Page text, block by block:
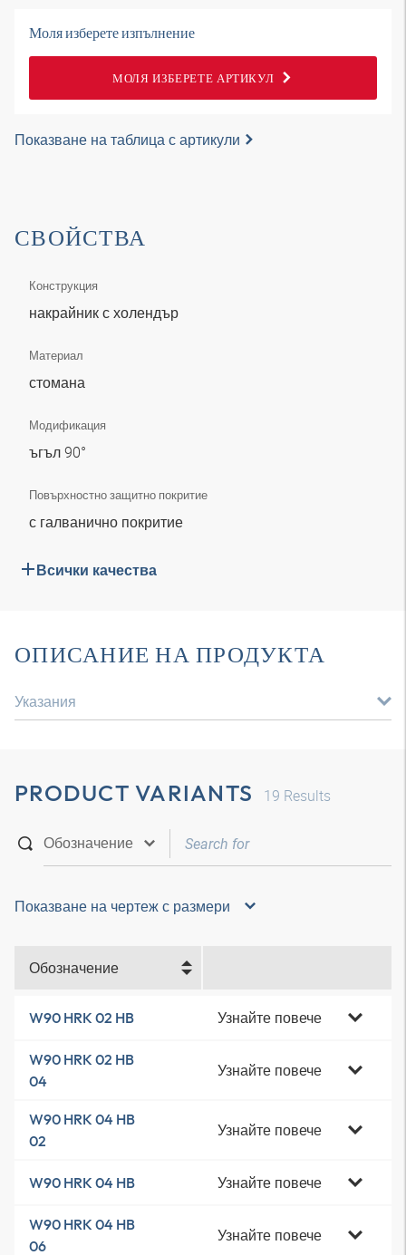
Моля изберете изпълнение
МОЛЯ ИЗБЕРЕТЕ АРТИКУЛ
Показване на таблица с артикули
СВОЙСТВА
Конструкция
накрайник с холендър
Материал
стомана
Модификация
ъгъл 90°
Повърхностно защитно покритие
с галванично покритие
Всички качества
ОПИСАНИЕ НА ПРОДУКТА
Указания
PRODUCT VARIANTS 19 Results
Показване на чертеж с размери
Обозначение
W90 HRK 02 HB Узнайте повече
W90 HRK 02 HB
04
Узнайте повече
W90 HRK 04 HB
02
Узнайте повече
W90 HRK 04 HB Узнайте повече
W90 HRK 04 HB
06
Узнайте повече